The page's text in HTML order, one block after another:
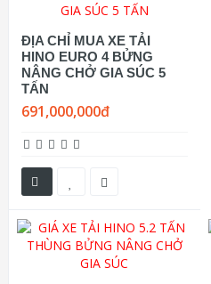
ĐỊA CHỈ MUA XE TẢI
HINO EURO 4 BỬNG
NÂNG CHỞ GIA SÚC 5
TẤN
691,000,000đ